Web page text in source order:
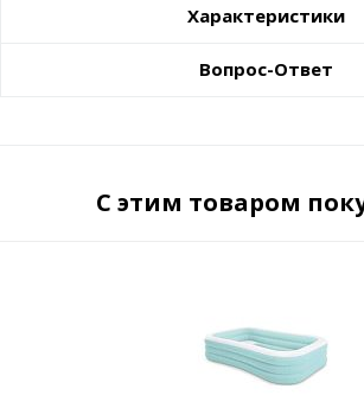
Характеристики
Вопрос-Ответ
С этим товаром